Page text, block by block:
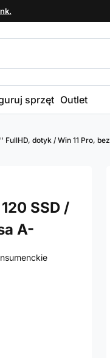
sprzęt Outlet
dotyk / Win 11 Pro,
SSD /
A-